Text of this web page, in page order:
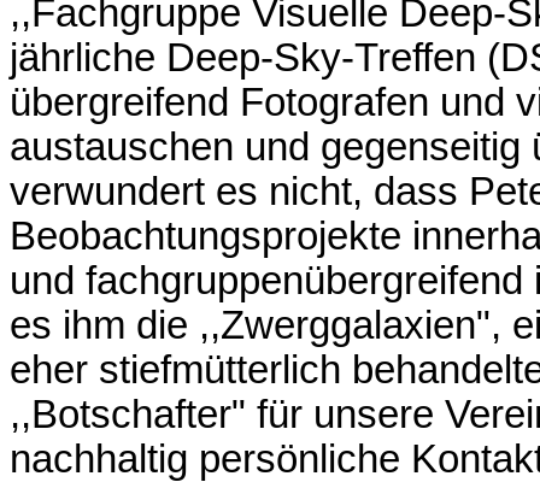
,,Fachgruppe Visuelle Deep-
jährliche Deep-Sky-Treffen
übergreifend Fotografen und
austauschen und gegenseitig
verwundert es nicht, dass
Beobachtungsprojekte
und
es ihm die ,,Zwerggalaxien",
eher stiefmütterlich
,,Botschafter" für unsere
nachhaltig persönliche